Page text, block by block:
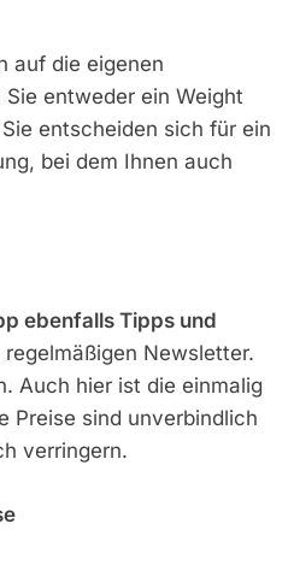
auf die eigenen
entweder ein Weight
entscheiden sich für ein
bei dem Ihnen auch
ebenfalls Tipps und
Newsletter.
Auch hier ist die einmalig
Preise sind unverbindlich
verringern.